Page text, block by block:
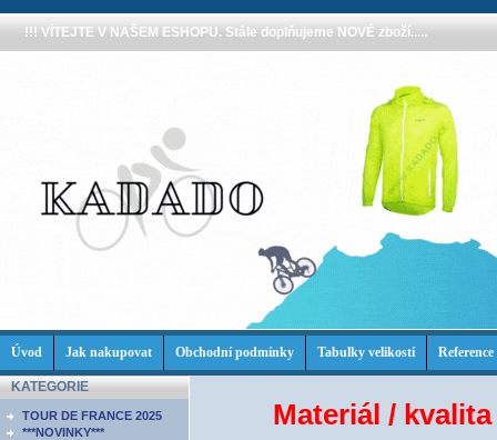
!!! VÍTEJTE V NAŠEM ESHOPU. Stále doplňujeme NOVÉ zboží.....
Úvod Jak nakupovat Obchodní podmínky Tabulky velikostí Reference
KATEGORIE
TOUR DE FRANCE 2025
***NOVINKY***
Materiál /